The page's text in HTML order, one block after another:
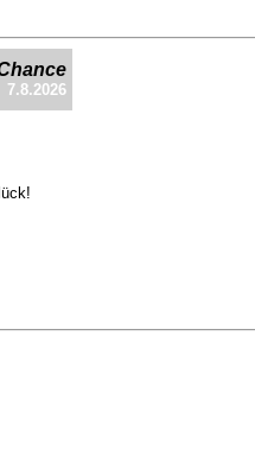
7.8.2026